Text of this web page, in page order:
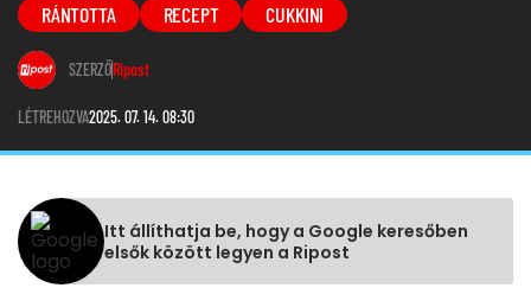
RÁNTOTTA RECEPT CUKKINI
SZERZŐRipost
LÉTREHOZVA2025. 07. 14. 08:30
Itt állíthatja be, hogy a Google keresőben
elsők között legyen a Ripost